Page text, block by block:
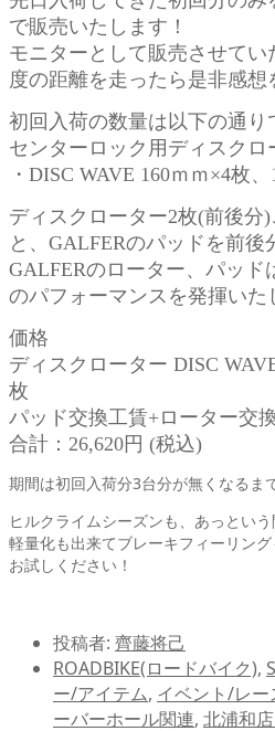
で販売いたします！
モニターとして販売させて
度の距離を走ったら是非感想
初回入荷の数量は以下の通り
センターロック用ディスクロ
・DISC WAVE 160ｍｍ×4枚
ディスクローター2枚(前後分
と、GALFERのパッドを前後
GALFERのローター、パッド
のパフォーマンスを発揮いた
価格
ディスクローター DISC
枚
パッド交換工賃+ローター交
合計：26,620円 (税込)
期間は初回入荷分3台分が無くなるま
ヒルクライムシーズンも、あっとい
軽量化も出来てブレーキフィーリン
お試しください！
投稿者: 齊藤将己
ROADBIKE(ロードバイク),
ー/アイテム, イベント/レ
ーバーホール関連, 北浦和